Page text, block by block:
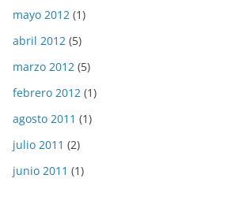
mayo 2012 (1)
abril 2012 (5)
marzo 2012 (5)
febrero 2012 (1)
agosto 2011 (1)
julio 2011 (2)
junio 2011 (1)